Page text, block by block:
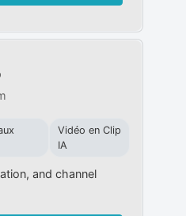
Vidéo en Clip
IA
and channel